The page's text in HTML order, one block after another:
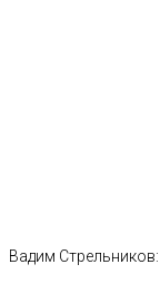
Вадим Стрельников: